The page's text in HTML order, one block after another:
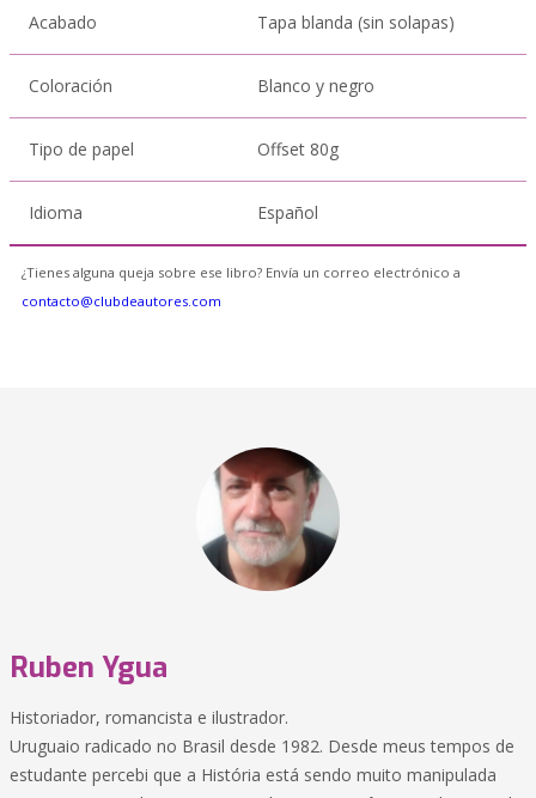
Acabado Tapa blanda (sin solapas)
Coloración Blanco y negro
Tipo de papel Offset 80g
Idioma Español
¿Tienes alguna queja sobre ese libro? Envía un correo electrónico a
contacto@clubdeautores.com
Ruben Ygua
Historiador, romancista e ilustrador.
Uruguaio radicado no Brasil desde 1982. Desde meus tempos de
estudante percebi que a História está sendo muito manipulada